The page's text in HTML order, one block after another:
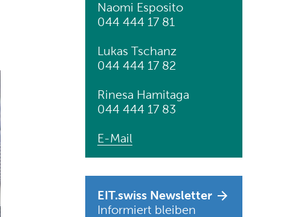
Naomi Esposito
044 444 17 81
Lukas Tschanz
044 444 17 82
Rinesa Hamitaga
044 444 17 83
E-Mail
EIT.swiss Newsletter
Informiert bleiben